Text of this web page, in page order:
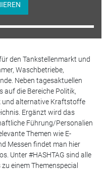
den Tankstellenmarkt und
Waschbetriebe,
Neben tagesaktuellen
auf die Bereiche Politik,
und alternative Kraftstoffe
Ergänzt wird das
Führung/Personalien
Themen wie E-
Messen findet man hier
Unter #HASHTAG sind alle
einem Themenspecial